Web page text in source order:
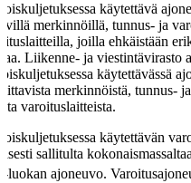
käytettävä
merkinnöillä, tunnus- ja
joilla ehkäistään
Liikenne- ja viestintävirasto
käytettävässä
merkinnöistä, tunnus-
varoituslaitteista.
käytettävän
sallitulta
-luokan ajoneuvo.